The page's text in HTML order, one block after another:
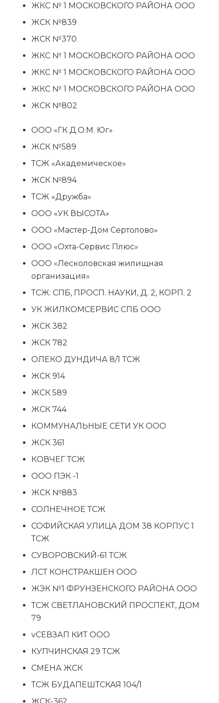
ЖКС № 1 МОСКОВСКОГО РАЙОНА ООО
ЖСК №839
ЖСК №370
ЖКС № 1 МОСКОВСКОГО РАЙОНА ООО
ЖКС № 1 МОСКОВСКОГО РАЙОНА ООО
ЖКС № 1 МОСКОВСКОГО РАЙОНА ООО
ЖСК №802
ООО «ГК Д.О.М. Юг»
ЖСК №589
ТСЖ «Академическое»
ЖСК №894
ТСЖ «Дружба»
ООО «УК ВЫСОТА»
ООО «Мастер-Дом Сертолово»
ООО «Охта-Сервис Плюс»
ООО «Лесколовская жилищная
организация»
ТСЖ: СПБ, ПРОСП. НАУКИ, Д. 2, КОРП. 2
УК ЖИЛКОМСЕРВИС СПБ ООО
ЖСК 382
ЖСК 782
ОЛЕКО ДУНДИЧА 8/1 ТСЖ
ЖСК 914
ЖСК 589
ЖСК 744
КОММУНАЛЬНЫЕ СЕТИ УК ООО
ЖСК 361
КОВЧЕГ ТСЖ
ООО ПЭК -1
ЖСК №883
СОЛНЕЧНОЕ ТСЖ
СОФИЙСКАЯ УЛИЦА ДОМ 38 КОРПУС 1
ТСЖ
СУВОРОВСКИЙ-61 ТСЖ
ЛСТ КОНСТРАКШЕН ООО
ЖЭК №1 ФРУНЗЕНСКОГО РАЙОНА ООО
ТСЖ СВЕТЛАНОВСКИЙ ПРОСПЕКТ, ДОМ
79
vСЕВЗАП КИТ ООО
КУПЧИНСКАЯ 29 ТСЖ
СМЕНА ЖСК
ТСЖ БУДАПЕШТСКАЯ 104/1
ЖСК-362